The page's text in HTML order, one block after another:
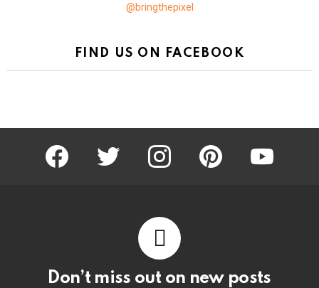
@bringthepixel
FIND US ON FACEBOOK
facebook twitter instagram pinterest
Don’t miss out on new posts